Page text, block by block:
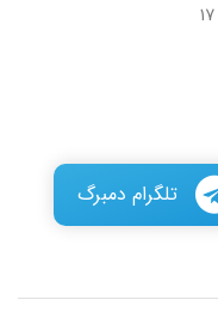
تلگرام دمبرگ